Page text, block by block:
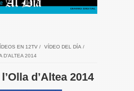
EN 12TV / VÍDEO DEL DÍA /
D’ALTEA 2014
d’Altea 2014